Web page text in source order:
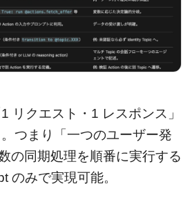
リクエスト・1 レスポンス」
つまり「一つのユーザー発
の同期処理を順番に実行する
のみで実現可能。